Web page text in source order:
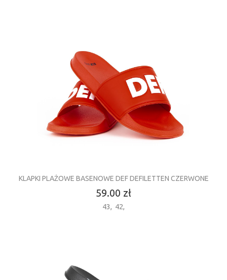
KLAPKI PLAŻOWE BASENOWE DEF DEFILETTEN CZERWONE
59.00 zł
43, 42,